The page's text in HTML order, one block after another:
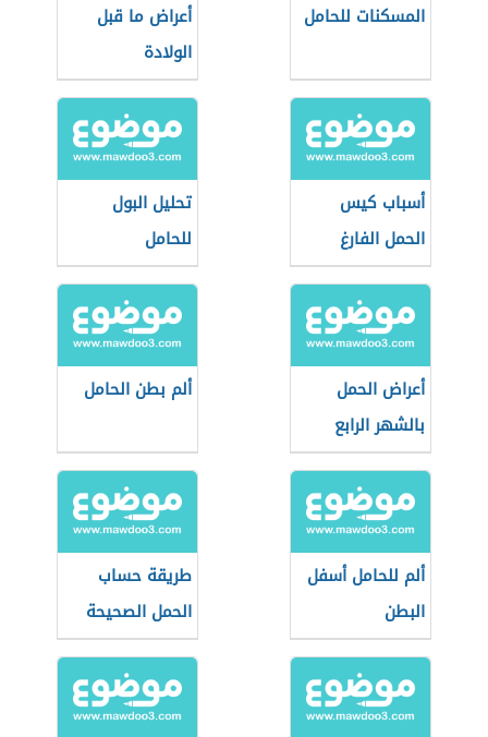
المسكنات للحامل
أعراض ما قبل
الولادة
أسباب كيس
الحمل الفارغ
تحليل البول
للحامل
أعراض الحمل
بالشهر الرابع
ألم بطن الحامل
ألم للحامل أسفل
البطن
طريقة حساب
الحمل الصحيحة